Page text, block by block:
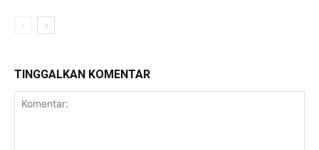
TINGGALKAN KOMENTAR